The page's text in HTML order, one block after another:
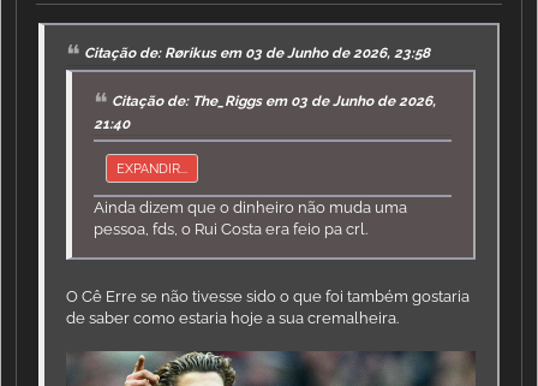
Citação de: Rørikus em 03 de Junho de 2026, 23:58
Citação de: The_Riggs em 03 de Junho de 2026,
21:40
EXPANDIR...
Ainda dizem que o dinheiro não muda uma
pessoa, fds, o Rui Costa era feio pa crl.
O Cê Erre se não tivesse sido o que foi também gostaria
de saber como estaria hoje a sua cremalheira.